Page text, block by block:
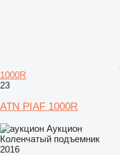
1000R
23
ATN PIAF 1000R
Аукцион
Коленчатый подъемник
2016